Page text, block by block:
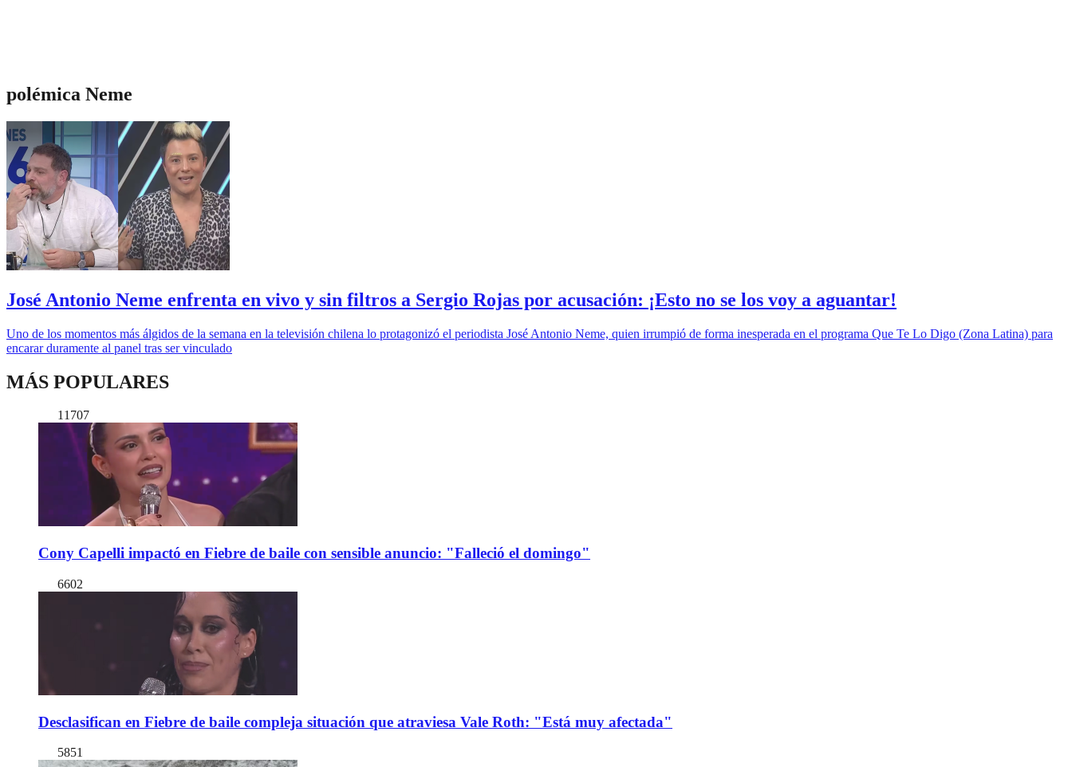
polémica Neme
José Antonio Neme enfrenta en vivo y sin filtros a Sergio Rojas por acusación: ¡Esto no se los voy a aguantar!
Uno de los momentos más álgidos de la semana en la televisión chilena lo protagonizó el periodista José Antonio Neme, quien irrumpió de forma inesperada en el programa Que Te Lo Digo (Zona Latina) para
encarar duramente al panel tras ser vinculado
MÁS POPULARES
11707
Cony Capelli impactó en Fiebre de baile con sensible anuncio: "Falleció el domingo"
6602
Desclasifican en Fiebre de baile compleja situación que atraviesa Vale Roth: "Está muy afectada"
5851